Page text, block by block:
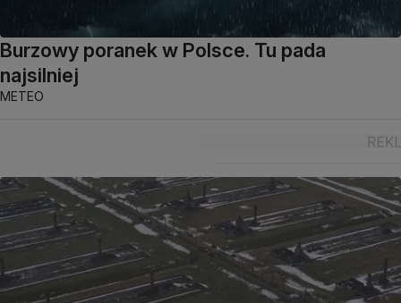
Burzowy poranek w Polsce. Tu pada
najsilniej
METEO